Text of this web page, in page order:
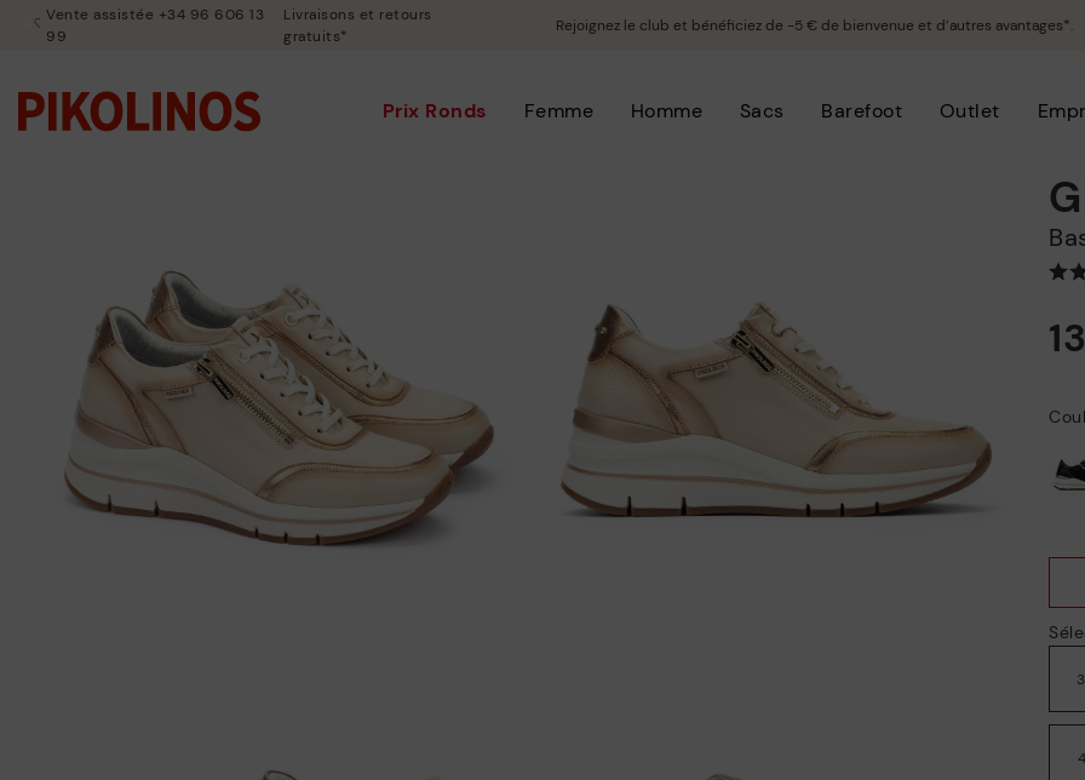
Vente assistée +34 96 606 13
99
Livraisons et retours
gratuits*
Rejoignez le club et bénéficiez de -5 € de bienvenue et d’autres avantages*.
Prix Ronds Femme Homme Sacs Barefoot Outlet